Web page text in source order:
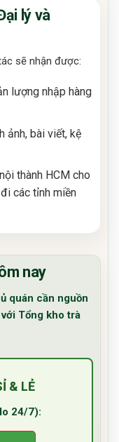
lý và
sẽ nhận được:
lượng nhập hàng
ảnh, bài viết, kệ
thành HCM cho
các tỉnh miền
nay
quán cần nguồn
Tổng kho trà
& LẺ
24/7):